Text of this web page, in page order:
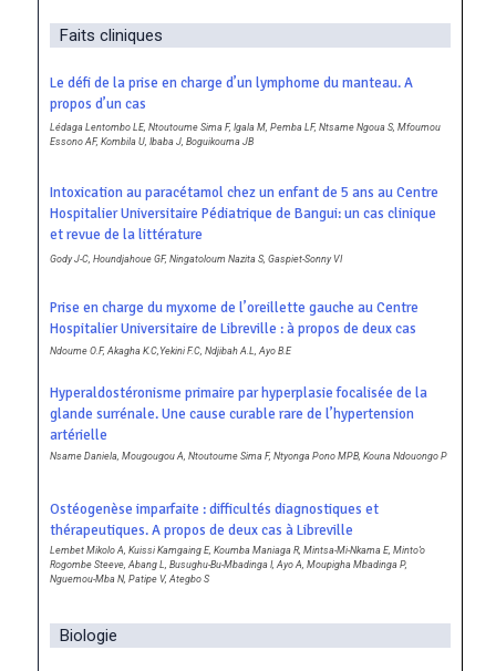
Faits cliniques
Le défi de la prise en charge d’un lymphome du manteau. A
propos d’un cas
Lédaga Lentombo LE, Ntoutoume Sima F, Igala M, Pemba LF, Ntsame Ngoua S, Mfoumou
Essono AF, Kombila U, Ibaba J, Boguikouma JB
Intoxication au paracétamol chez un enfant de 5 ans au Centre
Hospitalier Universitaire Pédiatrique de Bangui: un cas clinique
et revue de la littérature
Gody J-C, Houndjahoue GF, Ningatoloum Nazita S, Gaspiet-Sonny VI
Prise en charge du myxome de l’oreillette gauche au Centre
Hospitalier Universitaire de Libreville : à propos de deux cas
Ndoume O.F, Akagha K.C,Yekini F.C, Ndjibah A.L, Ayo B.E
Hyperaldostéronisme primaire par hyperplasie focalisée de la
glande surrénale. Une cause curable rare de l’hypertension
artérielle
Nsame Daniela, Mougougou A, Ntoutoume Sima F, Ntyonga Pono MPB, Kouna Ndouongo P
Ostéogenèse imparfaite : difficultés diagnostiques et
thérapeutiques. A propos de deux cas à Libreville
Lembet Mikolo A, Kuissi Kamgaing E, Koumba Maniaga R, Mintsa-Mi-Nkama E, Minto’o
Rogombe Steeve, Abang L, Busughu-Bu-Mbadinga I, Ayo A, Moupigha Mbadinga P,
Nguemou-Mba N, Patipe V, Ategbo S
Biologie